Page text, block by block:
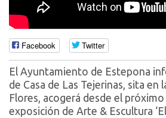
Facebook Twitter
El Ayuntamiento de Estepona
de Casa de Las Tejerinas, sita en
Flores, acogerá desde el
exposición de Arte & Escultura